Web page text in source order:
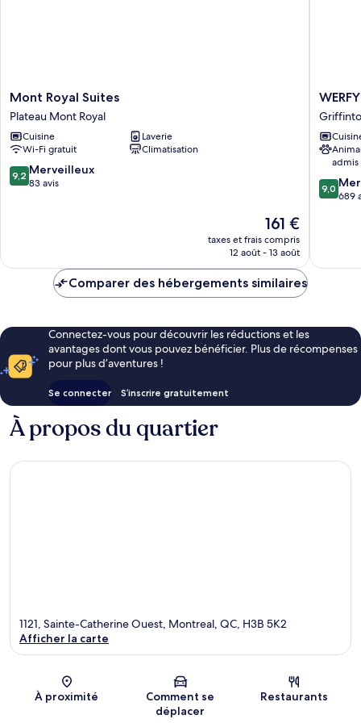
Mont
Royal
Suites
Plateau
Mont
Royal
Mont Royal Suites
Plateau Mont Royal
Cuisine
Laverie
Wi-Fi gratuit
Climatisation
9.2
sur
9,2 Merveilleux
83 avis
Le
nouveau
prix
de
161 €
taxes et frais compris
12 août - 13 août
WERFY
Luxury
Apart-
Hotel
admis
9.0
sur
9,0
689
Comparer des hébergements similaires
Connectez-vous pour découvrir les réductions et les
avantages dont vous pouvez bénéficier. Plus de récompenses
pour plus d’aventures !
Se connecter S’inscrire gratuitement
À propos du quartier
Carte
1121, Sainte-Catherine Ouest, Montreal, QC, H3B 5K2
Afficher la carte
À proximité
Comment se
déplacer
Restaurants